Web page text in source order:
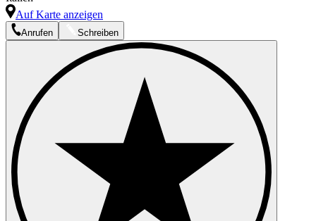
Auf Karte anzeigen
Anrufen Schreiben